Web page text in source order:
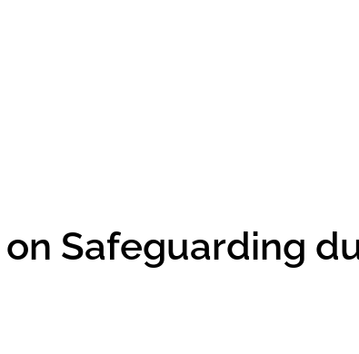
Safeguarding